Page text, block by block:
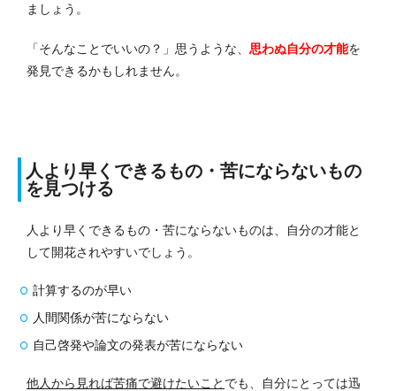
ましょう。
「そんなことでいいの？」思うような、 思わぬ自分の才能を
発見できるかもしれません。
人より早くできるもの・苦にならないもの
を見つける
人より早くできるもの・苦にならないものは、自分の才能と
して開花されやすいでしょう。
計算するのが早い
人間関係が苦にならない
自己啓発や論文の発表が苦にならない
他人から見れば苦痛で避けたいこと でも、自分にとっては迅